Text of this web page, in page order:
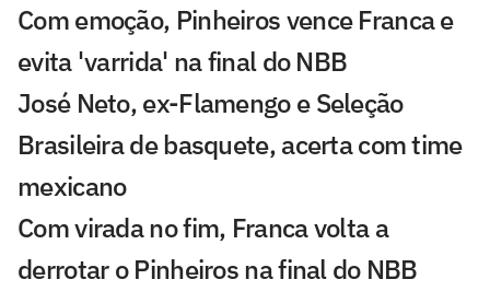
Com emoção, Pinheiros vence Franca e
evita 'varrida' na final do NBB
José Neto, ex-Flamengo e Seleção
Brasileira de basquete, acerta com time
mexicano
Com virada no fim, Franca volta a
derrotar o Pinheiros na final do NBB